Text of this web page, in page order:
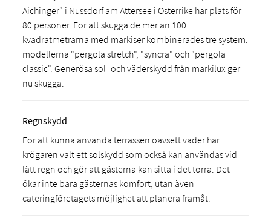
Aichinger" i Nussdorf am Attersee i Österrike har plats för
80 personer. För att skugga de mer än 100
kvadratmetrarna med markiser kombinerades tre system:
modellerna "pergola stretch", "syncra" och "pergola
classic". Generösa sol- och väderskydd från markilux ger
nu skugga.
Regnskydd
För att kunna använda terrassen oavsett väder har
krögaren valt ett solskydd som också kan användas vid
lätt regn och gör att gästerna kan sitta i det torra. Det
ökar inte bara gästernas komfort, utan även
cateringföretagets möjlighet att planera framåt.